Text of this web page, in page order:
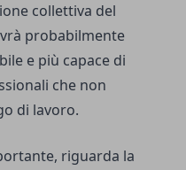
collettiva del
probabilmente
e più capace di
che non
di lavoro.
riguarda la